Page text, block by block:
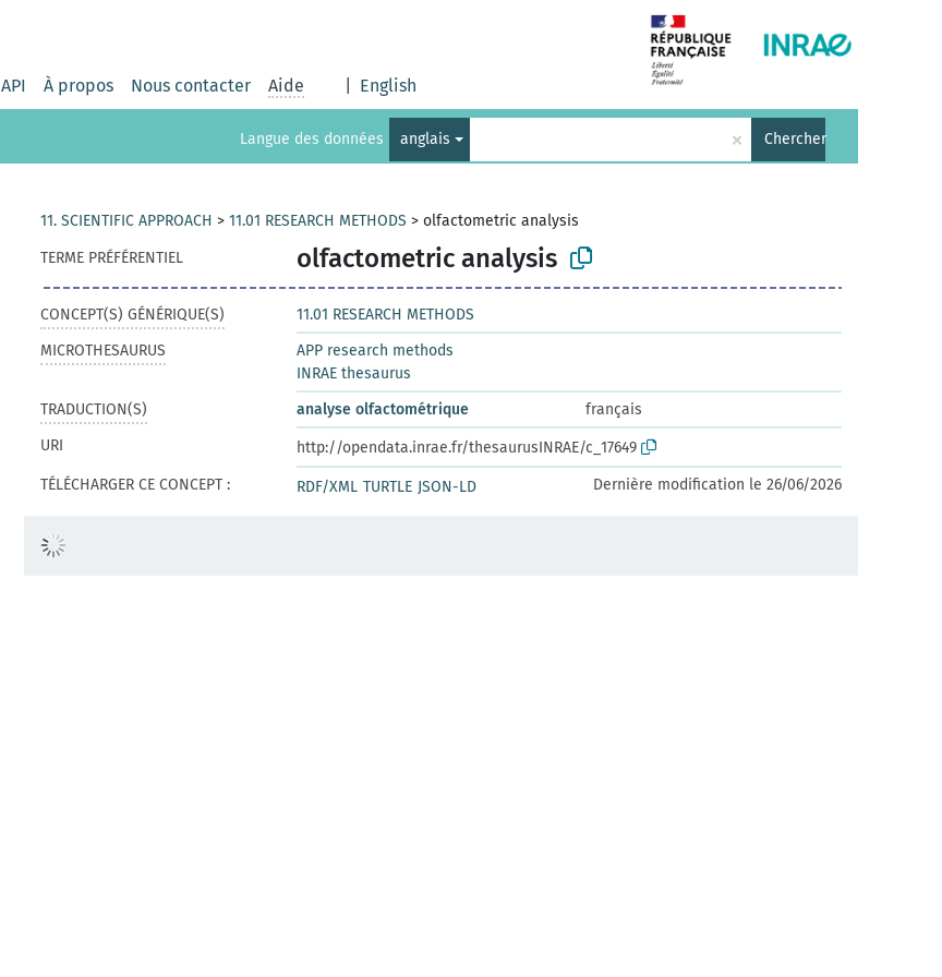
API À propos Nous contacter Aide English
Langue des données anglais × Chercher
11. SCIENTIFIC APPROACH > 11.01 RESEARCH METHODS > olfactometric analysis
TERME PRÉFÉRENTIEL
olfactometric analysis
CONCEPT(S) GÉNÉRIQUE(S)
11.01 RESEARCH METHODS
MICROTHESAURUS
APP research methods
INRAE thesaurus
TRADUCTION(S)
analyse olfactométrique
français
URI
http://opendata.inrae.fr/thesaurusINRAE/c_17649
TÉLÉCHARGER CE CONCEPT :
RDF/XML TURTLE JSON-LD Dernière modification le 26/06/2026